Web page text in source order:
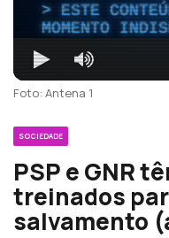
ESTE
MOMENTO
Foto: Antena 1
SOCIEDADE
PSP e GNR
treinados
salvamento